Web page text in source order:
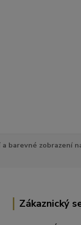
barevné zobrazení
Zákaznický